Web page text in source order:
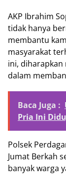
AKP Ibrahim
tidak hanya
membantu
masyarakat
ini,
dalam
Baca Juga :
Pria Ini
Polsek
Jumat Berkah
banyak warga